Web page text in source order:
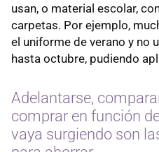
usan, o material escolar,
carpetas. Por ejemplo,
el uniforme de verano y no
hasta octubre, pudiendo
Adelantarse,
comprar en función
vaya surgiendo son